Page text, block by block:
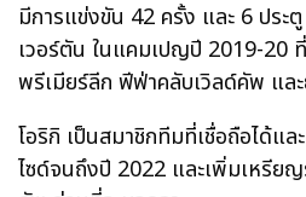
มีการแข่งขัน 42 ครั้ง และ 6 ประ
เวอร์ตัน ในแคมเปญปี 2019-20
พรีเมียร์ลีก ฟีฟ่าคลับเวิลด์คัพ แล
โอริกิ เป็นสมาชิกทีมที่เชื่อถือได้แล
ไซด์จนถึงปี 2022 และเพิ่มเหรีย